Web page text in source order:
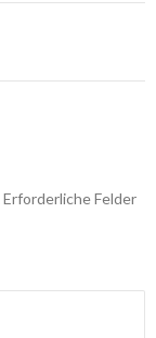
Erforderliche Felder